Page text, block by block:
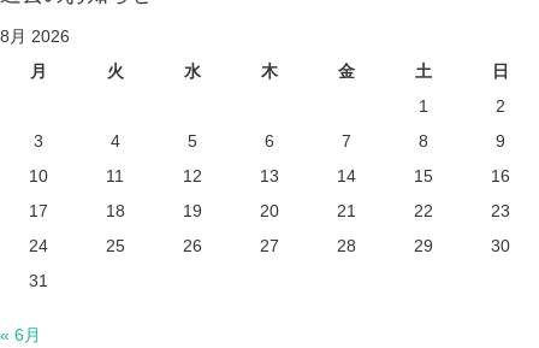
8月 2026
月
火 水 木 金 土
日
1
2
3
4 5 6 7 8
9
10
11 12 13 14 15
16
17
18 19 20 21 22
23
24
25 26 27 28 29
30
31
« 6月